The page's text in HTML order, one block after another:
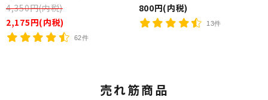
4,350円(内税)
2,175円(内税)
62件
800円(内税)
13件
売れ筋商品